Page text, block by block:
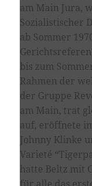
am Main Jura,
Sozialistischer
ab Sommer
bis zum
Rahmen der
der Gruppe
am Main, trat
auf, eröffnete
Johnny Klinke
Varieté
hatte Beltz mit